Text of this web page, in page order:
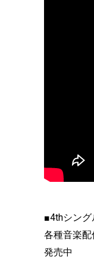
■4thシング
各種音楽配
発売中